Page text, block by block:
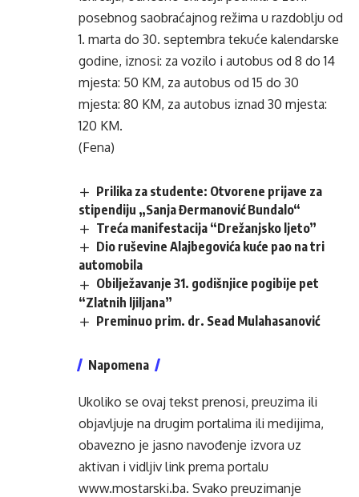
posebnog saobraćajnog režima u razdoblju od
1. marta do 30. septembra tekuće kalendarske
godine, iznosi: za vozilo i autobus od 8 do 14
mjesta: 50 KM, za autobus od 15 do 30
mjesta: 80 KM, za autobus iznad 30 mjesta:
120 KM.
(Fena)
Prilika za studente: Otvorene prijave za
stipendiju „Sanja Đermanović Bundalo“
Treća manifestacija “Drežanjsko ljeto”
Dio ruševine Alajbegovića kuće pao na tri
automobila
Obilježavanje 31. godišnjice pogibije pet
“Zlatnih ljiljana”
Preminuo prim. dr. Sead Mulahasanović
Napomena
Ukoliko se ovaj tekst prenosi, preuzima ili
objavljuje na drugim portalima ili medijima,
obavezno je jasno navođenje izvora uz
aktivan i vidljiv link prema portalu
www.mostarski.ba. Svako preuzimanje